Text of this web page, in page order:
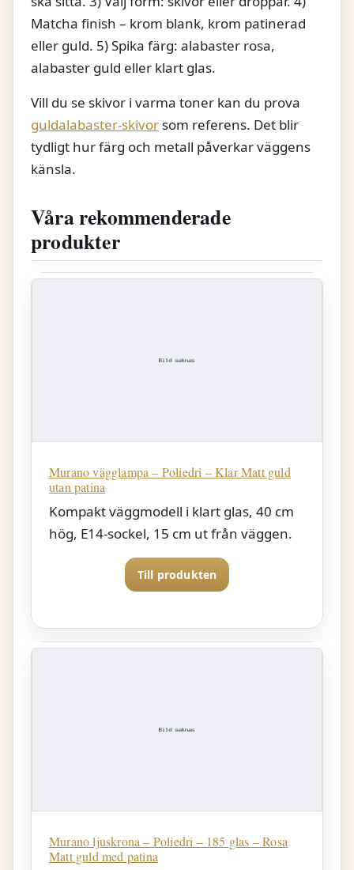
Matcha finish – krom blank, krom patinerad
eller guld. 5) Spika färg: alabaster rosa,
alabaster guld eller klart glas.
Vill du se skivor i varma toner kan du prova
guldalabaster-skivor som referens. Det blir
tydligt hur färg och metall påverkar väggens
känsla.
Våra rekommenderade
produkter
Murano vägglampa – Poliedri – Klar Matt guld
utan patina
Kompakt väggmodell i klart glas, 40 cm
hög, E14-sockel, 15 cm ut från väggen.
Till produkten
Murano ljuskrona – Poliedri – 185 glas – Rosa
Matt guld med patina